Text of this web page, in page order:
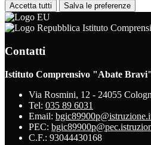
Accetta tutti Salva le preferenze
Istituto
Contatti
Istituto Comprensivo "Abate Bravi"
Via Rosmini, 12 - 24055
Tel: 035 89 6031
Email:
PEC:
C.F.: 93044430168